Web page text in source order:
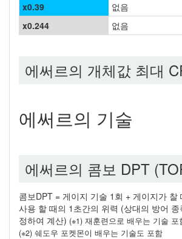
x0.39
없음
x0.244
없음
에써르의 개체값 최대
에써르의 기술
에써르의 콤보 DPT
콤보DPT = 게이지 기술 1회 + 게이지가 찰
사용 할 때의 1초간의 위력 (상대의 방어
정하여 계산) (※1) 재훈련으로 배우는 기술 포
(※2) 쉐도우 포켓몬이 배우는 기술도 포함